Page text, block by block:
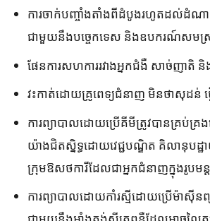
ការចាក់បញ្ចាំងតាំងពីដំបូងរហូតដល់ដំណ
ជាមួយនឹងបច្ចេកទេស និងឧបករណ៍សម
ផែនការសហការរវាងអ្នកជំងឺ សាច់ញាតិ និ
វះកាត់​ដោយ​គ្រូពេទ្យ​ជំនាញ មិន​ថា​សុដន់ ថ្
ការព្យាបាលដោយប្រើគីមីត្រូវបានគ្រប់គ្រ
យ៉ាងជិតស្និទ្ធដោយវេជ្ជបណ្ឌិត គិលានុបដ្
ក្រុមឱសថការីដែលជាអ្នកជំនាញក្នុងរូបម
ការព្យាបាលដោយកាំរស្មីដោយប្រើម៉ាស៊ីន